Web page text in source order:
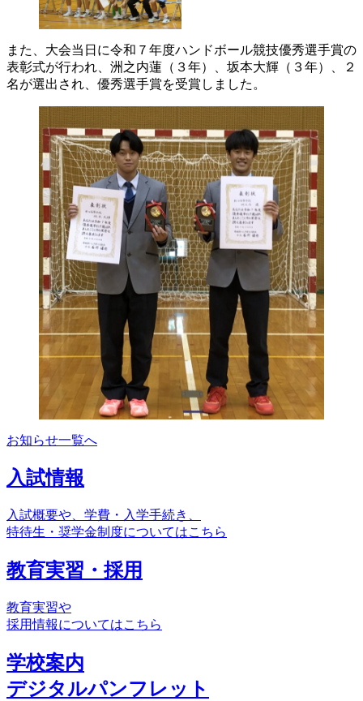
また、大会当日に令和７年度ハンドボール競技優秀選手賞の
表彰式が行われ、洲之内蓮（３年）、坂本大輝（３年）、２
名が選出され、優秀選手賞を受賞しました。
お知らせ一覧へ
入試情報
入試概要や、学費・入学手続き、
特待生・奨学金制度についてはこちら
教育実習・採用
教育実習や
採用情報についてはこちら
学校案内
デジタルパンフレット